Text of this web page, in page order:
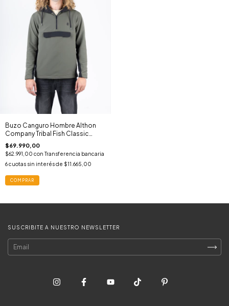
Buzo Canguro Hombre Althon
Company Tribal Fish Classic
Hoodie MIL
$69.990,00
$62.991,00 con Transferencia bancaria
6cuotas sin interés de $11.665,00
COMPRAR
SUSCRIBITE A NUESTRO NEWSLETTER